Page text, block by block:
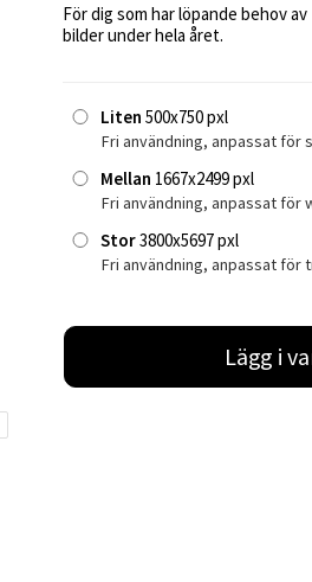
För dig som har löpande behov av
bilder under hela året.
Liten 500x750 pxl
Fri användning, anpassat för
Mellan 1667x2499 pxl
Fri användning, anpassat för
Stor3800x5697 pxl
Fri användning, anpassat för
Lägg i